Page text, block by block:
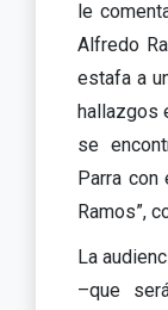
le
Alfredo
estafa a
hallazgos
se
Parra con
Ramos”,
La
–que